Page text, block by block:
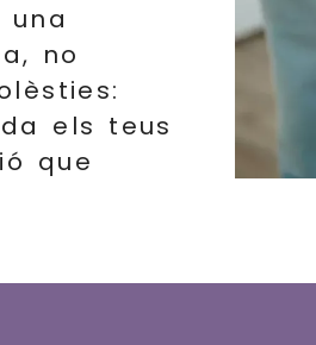
no
els teus
que